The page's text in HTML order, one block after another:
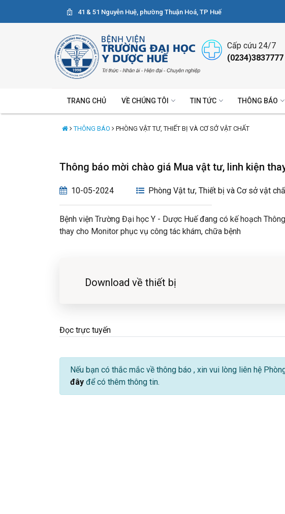
41 & 51 Nguyễn Huệ, phường Thuận Hoá, TP Huế
Cấp cứu 24/7
(0234)3837777
TRANG CHỦ VỀ CHÚNG TÔI TIN TỨC THÔNG BÁO
THÔNG BÁO PHÒNG VẬT TƯ, THIẾT BỊ VÀ CƠ SỞ VẬT CHẤT
Thông báo mời chào giá Mua vật tư, linh kiện
10-05-2024 Phòng Vật tư, Thiết bị và Cơ sở vật
Bệnh viện Trường Đại học Y - Dược Huế đang có kế hoạch
thay cho Monitor phục vụ công tác khám, chữa bệnh
Download về thiết bị
Đọc trực tuyến
Nếu bạn có thắc mắc về thông báo , xin vui lòng liên hệ
đây để có thêm thông tin.